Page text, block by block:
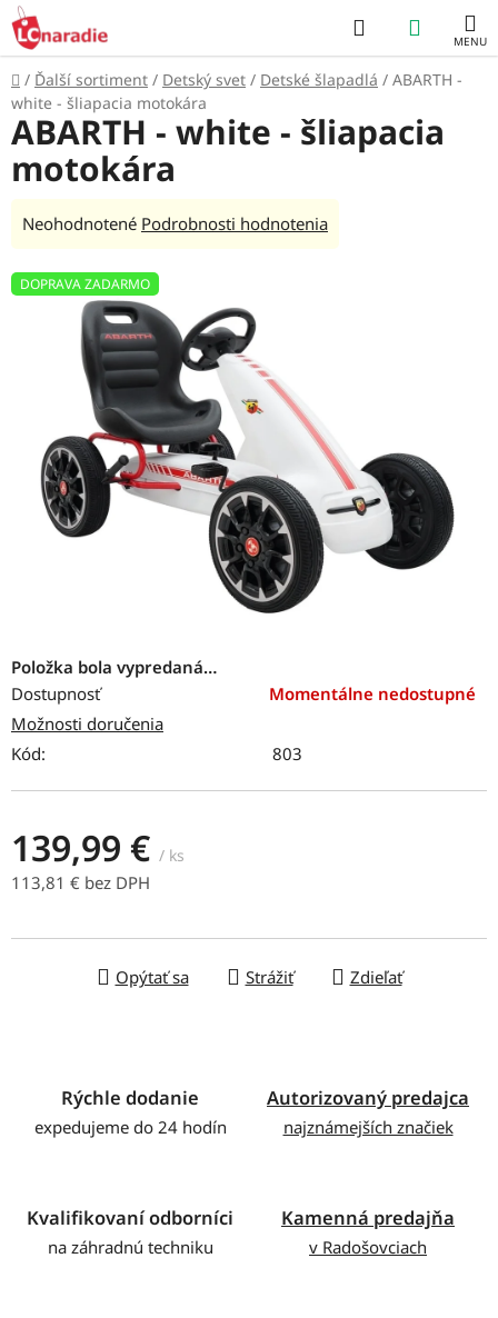
Prejsť
na
obsah
Hľadať
KOŠÍK
Domov
/ Ďalší sortiment / Detský svet / Detské šlapadlá / ABARTH -
white - šliapacia motokára
Položka bola vypredaná…
Dostupnosť
Momentálne nedostupné
Možnosti doručenia
Kód:
803
139,99 € / ks
113,81 € bez DPH
Opýtať sa Strážiť Zdieľať
ABARTH - white - šliapacia
motokára
Priemerné
produktu
hviezdičiek.
Neohodnotené Podrobnosti hodnotenia
DOPRAVA ZADARMO
Rýchle dodanie
expedujeme do 24 hodín
Autorizovaný predajca
najznámejších značiek
Kvalifikovaní odborníci
na záhradnú techniku
Kamenná predajňa
v Radošovciach